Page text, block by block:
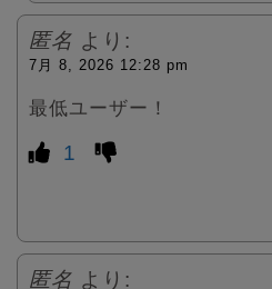
匿名 より:
7月 8, 2026 12:28 pm
最低ユーザー！
1
匿名 より: